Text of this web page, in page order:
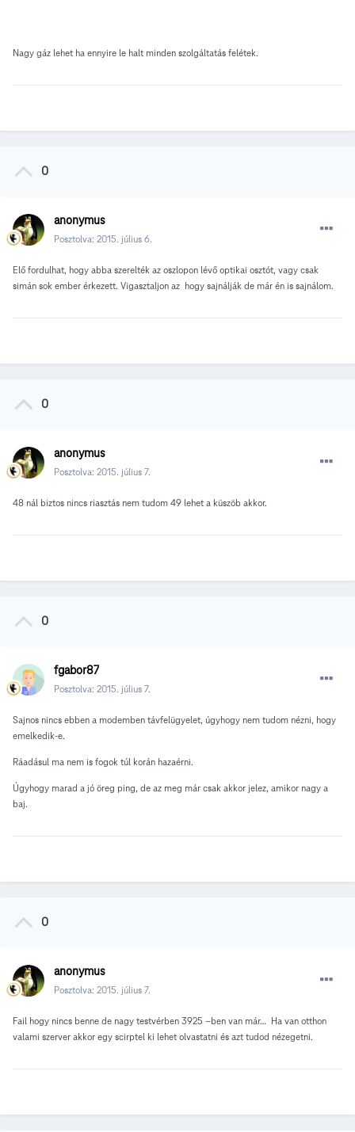
Nagy gáz lehet ha ennyire le halt minden szolgáltatás felétek.
0
anonymus
Posztolva: 2015. július 6.
Elő fordulhat, hogy abba szerelték az oszlopon lévő optikai osztót, vagy csak
simán sok ember érkezett. Vigasztaljon az hogy sajnálják de már én is sajnálom.
0
anonymus
Posztolva: 2015. július 7.
48 nál biztos nincs riasztás nem tudom 49 lehet a küszöb akkor.
0
fgabor87
Posztolva: 2015. július 7.
Sajnos nincs ebben a modemben távfelügyelet, úgyhogy nem tudom nézni, hogy
emelkedik-e.
Ráadásul ma nem is fogok túl korán hazaérni.
Úgyhogy marad a jó öreg ping, de az meg már csak akkor jelez, amikor nagy a
baj.
0
anonymus
Posztolva: 2015. július 7.
Fail hogy nincs benne de nagy testvérben 3925 –ben van már… Ha van otthon
valami szerver akkor egy scirptel ki lehet olvastatni és azt tudod nézegetni.